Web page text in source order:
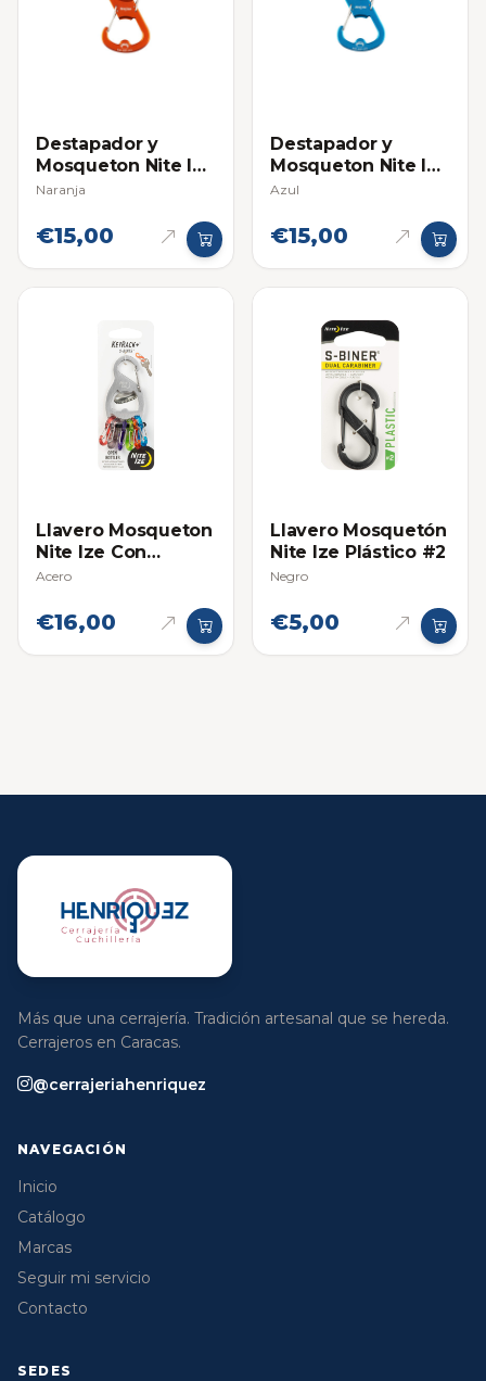
Destapador y
Mosqueton Nite Ize
Acero Inox
Naranja
€15,00
Destapador y
Mosqueton Nite Ize
Acero Inox
Azul
€15,00
Llavero Mosqueton
Nite Ize Con
Destapador
Acero
€16,00
Llavero Mosquetón
Nite Ize Plástico #2
Negro
€5,00
Más que una cerrajería. Tradición artesanal que se hereda.
Cerrajeros en Caracas.
@cerrajeriahenriquez
NAVEGACIÓN
Inicio
Catálogo
Marcas
Seguir mi servicio
Contacto
SEDES